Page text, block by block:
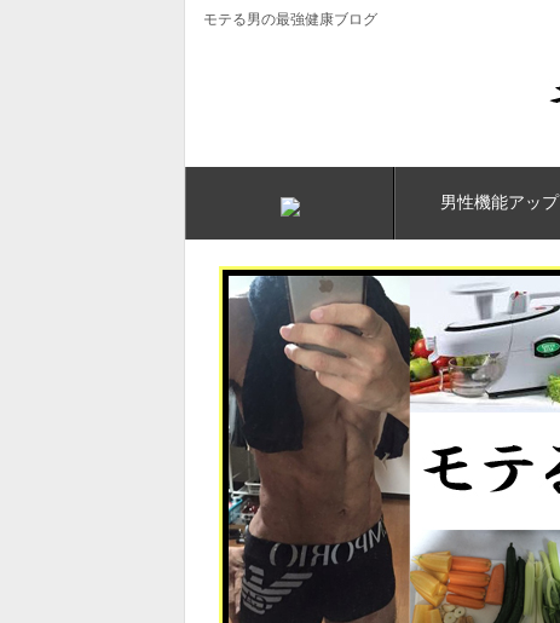
モテる男の最強健康ブログ
男性機能アップ